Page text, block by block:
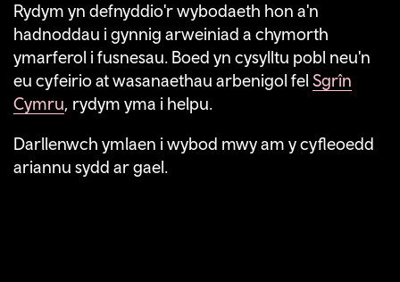
Rydym yn defnyddio'r wybodaeth hon a'n
hadnoddau i gynnig arweiniad a chymorth
ymarferol i fusnesau. Boed yn cysylltu pobl neu'n
eu cyfeirio at wasanaethau arbenigol fel Sgrîn
Cymru, rydym yma i helpu.
Darllenwch ymlaen i wybod mwy am y cyfleoedd
ariannu sydd ar gael.